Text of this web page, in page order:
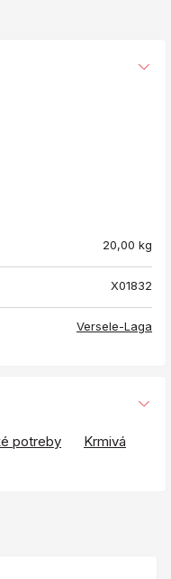
20,00 kg
X01832
Versele-Laga
potreby
Krmivá